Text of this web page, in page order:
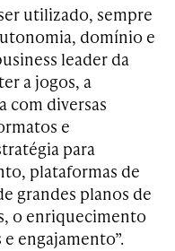
utilizado, sempre
domínio e
leader da
a jogos, a
com diversas
e
para
plataformas de
grandes planos de
o enriquecimento
engajamento”.